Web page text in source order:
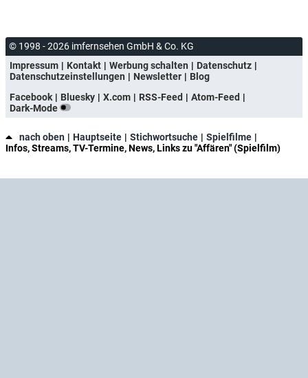
© 1998 - 2026 imfernsehen GmbH & Co. KG
Impressum
Kontakt Werbung schalten
Datenschutz
Datenschutzeinstellungen
Newsletter
Blog
Facebook
Bluesky X.com RSS-Feed
Atom-Feed
Dark-Mode
nach oben Hauptseite Stichwortsuche
Spielfilme
Infos, Streams, TV-Termine, News, Links zu "Affären" (Spielfilm)